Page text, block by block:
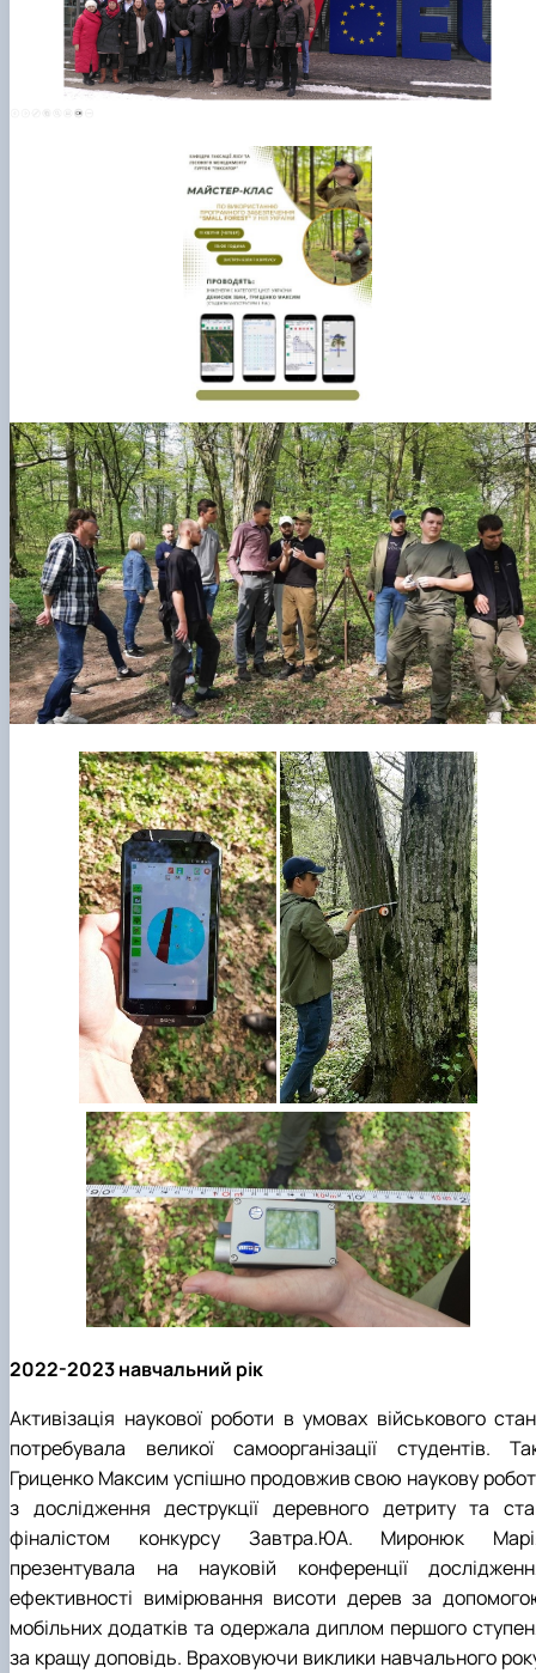
2022-2023 навчальний рік
Активізація наукової роботи в умовах військового
потребувала великої самоорганізації студентів.
Гриценко Максим успішно продовжив свою наукову
з дослідження деструкції деревного детриту та
фіналістом конкурсу Завтра.ЮА. Миронюк
презентувала на науковій конференції
ефективності вимірювання висоти дерев за
мобільних додатків та одержала диплом першого
за кращу доповідь. Враховуючи виклики навчального